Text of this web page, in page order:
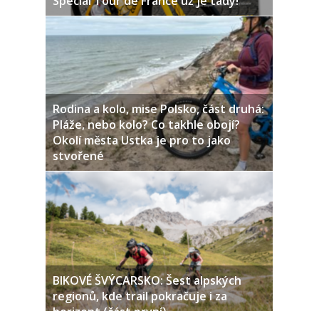
Rodina a kolo, mise Polsko, část druhá:
Pláže, nebo kolo? Co takhle obojí?
Okolí města Ustka je pro to jako
stvořené
BIKOVÉ ŠVÝCARSKO: Šest alpských
regionů, kde trail pokračuje i za